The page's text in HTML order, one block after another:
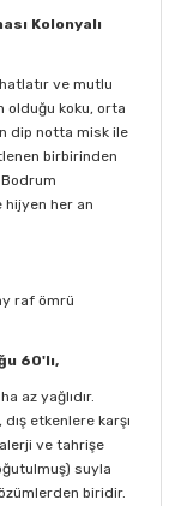
Kolonyalı
ve mutlu
olduğu koku, orta
dip notta misk ile
birbirinden
hijyen her an
raf ömrü
60'lı,
az yağlıdır.
etkenlere karşı
ve tahrişe
suyla
biridir.